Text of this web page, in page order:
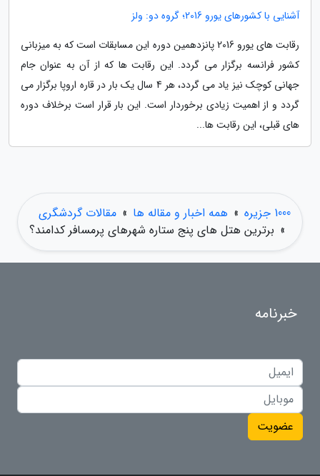
آشنایی با کشورهای یورو 2016؛ گروه دو: ولز
رقابت های یورو 2016 پانزدهمین دوره این مسابقات است که به میزبانی
کشور فرانسه برگزار می گردد. این رقابت ها که از آن به عنوان جام
جهانی کوچک نیز یاد می گردد، هر 4 سال یک بار در قاره اروپا برگزار می
گردد و از اهمیت زیادی برخوردار است. این بار قرار است برخلاف دوره
های قبلی، این رقابت ها...
1000 جزیره » همه اخبار و مقاله ها » مقالات گردشگری
» برترین هتل های پنج ستاره شهرهای پرمسافر کدامند؟
خبرنامه
عضویت